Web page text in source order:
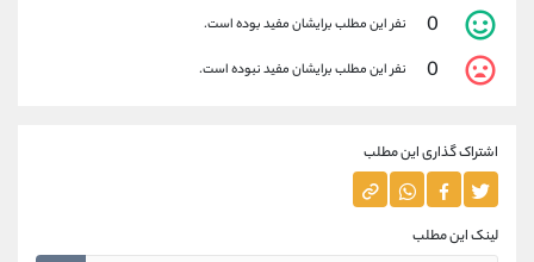
0 نفر این مطلب برایشان مفید بوده است.
0 نفر این مطلب برایشان مفید نبوده است.
اشتراک گذاری این مطلب
لینک این مطلب